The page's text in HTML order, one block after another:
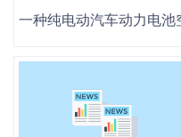
一种纯电动汽车动力电池